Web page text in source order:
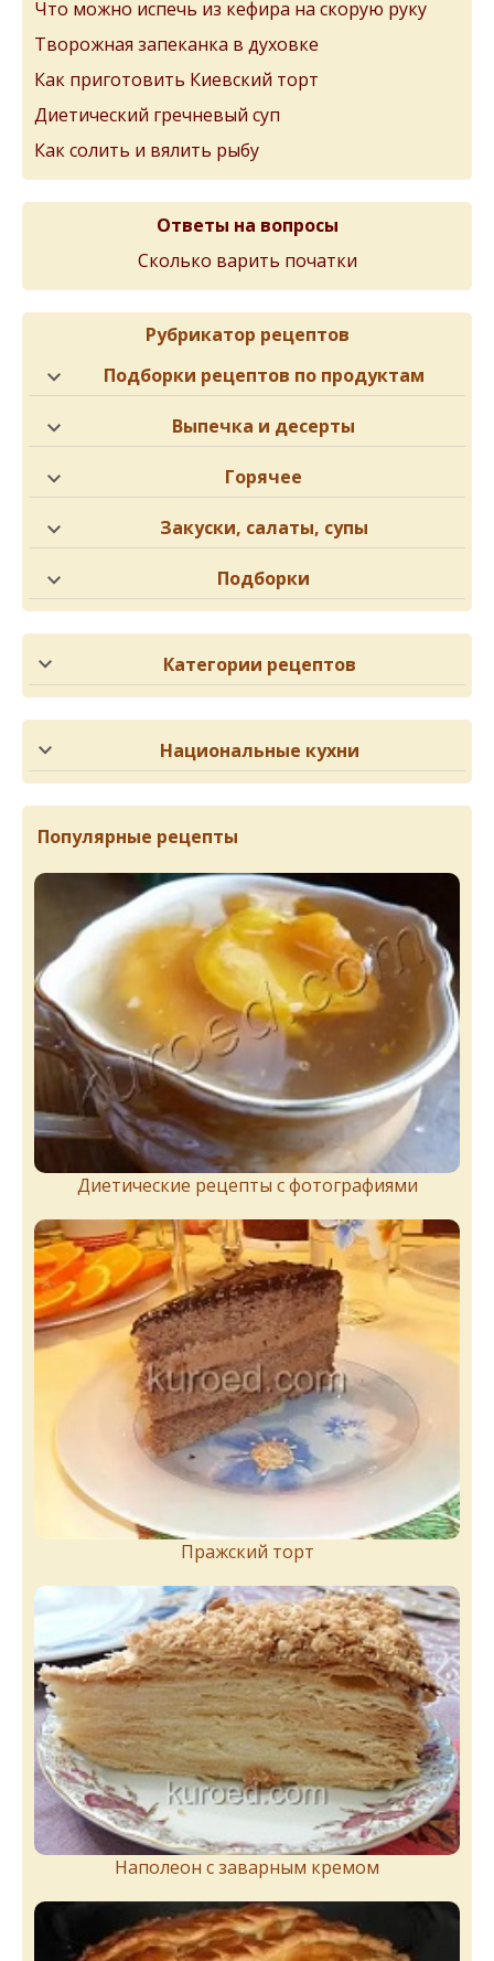
Что можно испечь из кефира на скорую руку
Творожная запеканка в духовке
Как приготовить Киевский торт
Диетический гречневый суп
Как солить и вялить рыбу
Ответы на вопросы
Сколько варить початки
Рубрикатор рецептов
Подборки рецептов по продуктам
Выпечка и десерты
Горячее
Закуски, салаты, супы
Подборки
Категории рецептов
Национальные кухни
Популярные рецепты
Диетические рецепты с фотографиями
Пражский торт
Наполеон с заварным кремом